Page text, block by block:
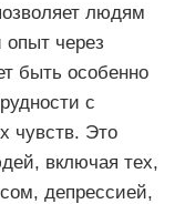
людям
через
быть особенно
с
чувств. Это
включая тех,
депрессией,